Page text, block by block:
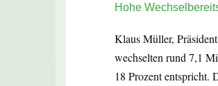
Hohe
Klaus Müller,
wechselten rund 7,1
18 Prozent entspricht.